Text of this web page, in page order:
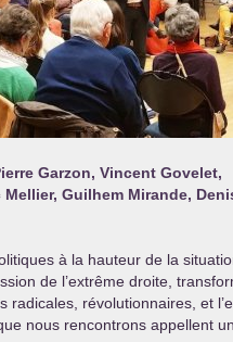
Garzon, Vincent Govelet,
Guilhem Mirande,
à la hauteur de la
de l’extrême droite,
révolutionnaires, et
nous rencontrons appellent